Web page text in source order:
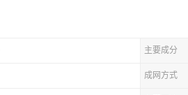
主要成分
成网方式